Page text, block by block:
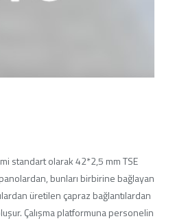
standart olarak 42*2,5 mm TSE
bunları birbirine bağlayan
üretilen çapraz bağlantılardan
Çalışma platformuna personelin